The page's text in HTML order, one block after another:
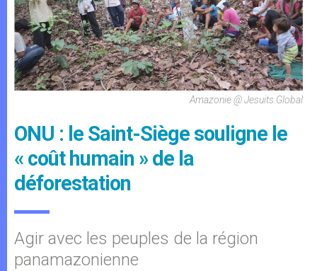
Amazonie @ Jesuits.global
ONU : le Saint-Siège souligne le
« coût humain » de la
déforestation
Agir avec les peuples de la région
panamazonienne